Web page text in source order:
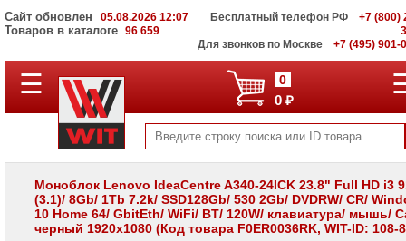
Сайт обновлен 05.08.2026 12:07
Товаров в каталоге 96 659
Бесплатный телефон РФ
+7 (800)
Для звонков по Москве
+7 (495) 901-
ПОЛНЫЙ
КАТАЛОГ
Корпоративные
серверы
WIT
Системы
хранения
данных
☰ 0
0 ₽
Моноблок Lenovo IdeaCentre A340-24ICK 23.8" Full HD i3
(3.1)/ 8Gb/ 1Tb 7.2k/ SSD128Gb/ 530 2Gb/ DVDRW/ CR/
10 Home 64/ GbitEth/ WiFi/ BT/ 120W/ клавиатура/ мышь/
черный 1920x1080 (Код товара F0ER0036RK, WIT-ID: 108-